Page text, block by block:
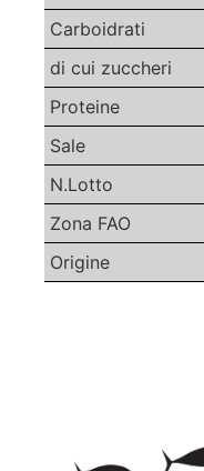
Carboidrati
di cui zuccheri
Proteine
Sale
N.Lotto
Zona FAO
Origine